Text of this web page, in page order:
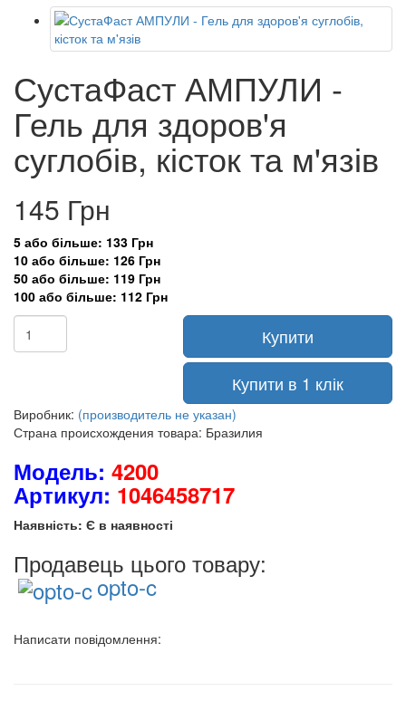
СустаФаст АМПУЛИ -
Гель для здоров'я
суглобів, кісток та м'язів
145 Грн
5 або більше: 133 Грн
10 або більше: 126 Грн
50 або більше: 119 Грн
100 або більше: 112 Грн
Купити
Купити в 1 клік
Виробник: (производитель не указан)
Страна происхождения товара: Бразилия
Модель: 4200
Артикул: 1046458717
Наявність: Є в наявності
Продавець цього товару:
opto-c
Написати повідомлення: